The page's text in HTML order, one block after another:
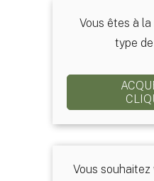
Vous êtes à
type
Vous